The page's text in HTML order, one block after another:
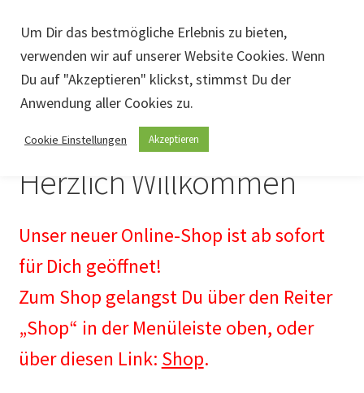
Zur
Navigation
springen
Zum
Inhalt
springen
Home
Aktuelles
Shop
Angebote vor Ort
Behandlungen
öffnen
Impressum
Herzlich Willkommen
Unser neuer Online-Shop ist ab sofort
für Dich geöffnet!
Zum Shop gelangst Du über den Reiter
„Shop“ in der Menüleiste oben, oder
über diesen Link: Shop.
Um Dir das bestmögliche Erlebnis zu bieten,
verwenden wir auf unserer Website Cookies. Wenn
Du auf "Akzeptieren" klickst, stimmst Du der
Anwendung aller Cookies zu.
Cookie Einstellungen Akzeptieren